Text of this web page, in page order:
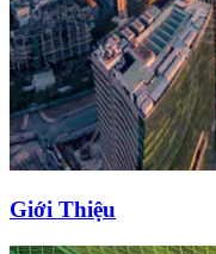
Giới Thiệu